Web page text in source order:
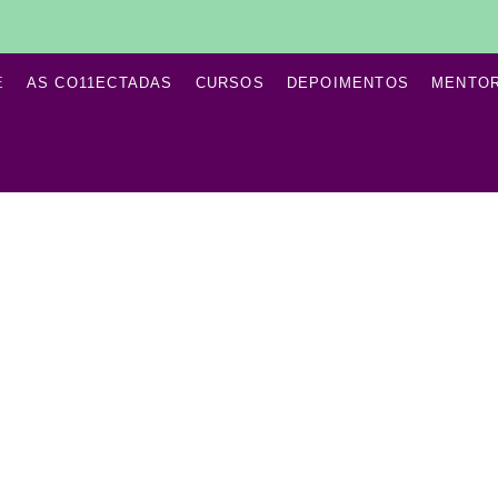
AS CO11ECTADAS CURSOS DEPOIMENTOS